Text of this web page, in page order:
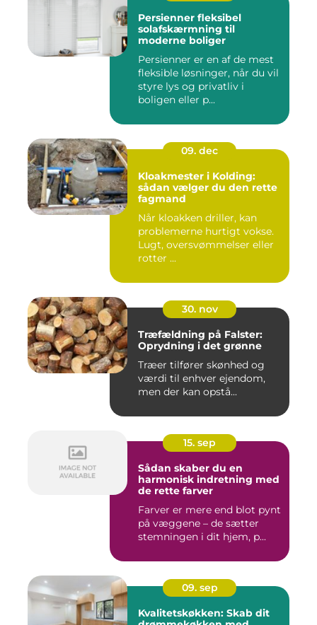
Persienner fleksibel
solafskærmning til
moderne boliger
Persienner er en af de mest
fleksible løsninger, når du vil
styre lys og privatliv i
boligen eller p...
09. dec
Kloakmester i Kolding:
sådan vælger du den rette
fagmand
Når kloakken driller, kan
problemerne hurtigt vokse.
Lugt, oversvømmelser eller
rotter ...
30. nov
Træfældning på Falster:
Oprydning i det grønne
Træer tilfører skønhed og
værdi til enhver ejendom,
men der kan opstå...
15. sep
Sådan skaber du en
harmonisk indretning med
de rette farver
Farver er mere end blot pynt
på væggene – de sætter
stemningen i dit hjem, p...
09. sep
Kvalitetskøkken: Skab dit